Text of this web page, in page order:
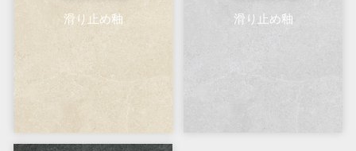
滑り止め釉
滑り止め釉